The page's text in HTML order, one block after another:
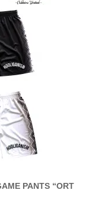
PANTS “ORT